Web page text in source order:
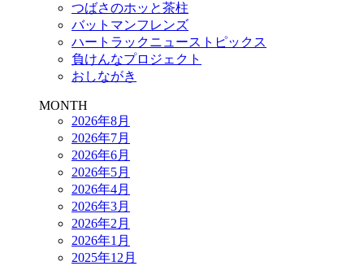
つばさのホッと茶柱
バットマンフレンズ
ハートラックニューストピックス
負けんなプロジェクト
おしながき
MONTH
2026年8月
2026年7月
2026年6月
2026年5月
2026年4月
2026年3月
2026年2月
2026年1月
2025年12月